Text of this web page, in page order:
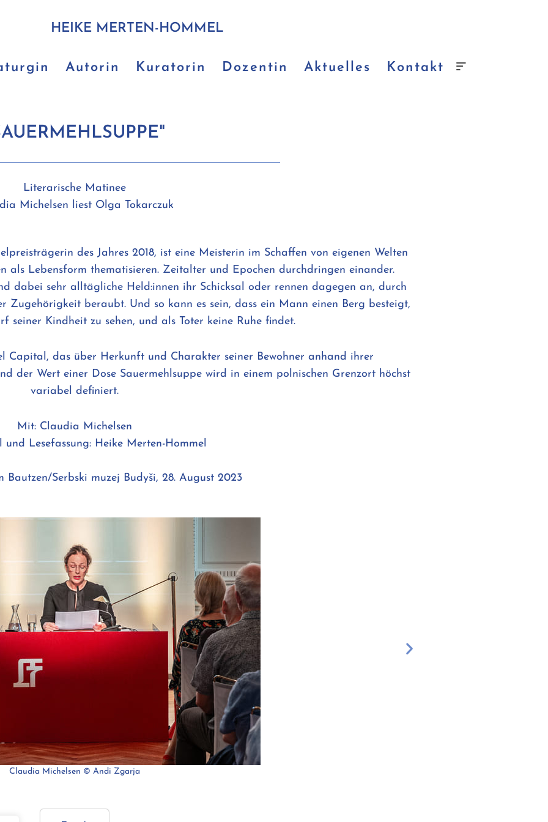
HEIKE MERTEN-HOMMEL
Autorin Kuratorin Dozentin Aktuelles Kontakt
Literarische Matinee
Michelsen liest Olga Tokarczuk
des Jahres 2018, ist eine Meisterin im Schaffen von eigenen Welten
als Lebensform thematisieren. Zeitalter und Epochen durchdringen einander.
dabei sehr alltägliche Held:innen ihr Schicksal oder rennen dagegen an, durch
beraubt. Und so kann es sein, dass ein Mann einen Berg besteigt,
seiner Kindheit zu sehen, und als Toter keine Ruhe findet.
Capital, das über Herkunft und Charakter seiner Bewohner anhand ihrer
der Wert einer Dose Sauermehlsuppe wird in einem polnischen Grenzort höchst
variabel definiert.
Mit: Claudia Michelsen
und Lesefassung: Heike Merten-Hommel
Bautzen/Serbski muzej Budyši, 28. August 2023
Claudia Michelsen © Andi Zgarja